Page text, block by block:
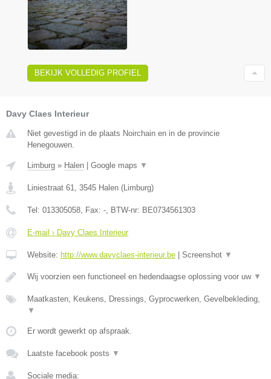
BEKIJK VOLLEDIG PROFIEL
Davy Claes Interieur
Niet gevestigd in de plaats Noirchain en in de provincie
Henegouwen.
Limburg » Halen Google maps ▼
Liniestraat 61, 3545 Halen (Limburg)
Tel: 013305058, Fax: -, BTW-nr: BE0734561303
E-mail › Davy Claes Interieur
Website: http://www.davyclaes-interieur.be Screenshot ▼
Wij voorzien een functioneel en hedendaagse oplossing voor uw ▼
Maatkasten, Keukens, Dressings, Gyprocwerken, Gevelbekleding,
▼
Er wordt gewerkt op afspraak.
Laatste facebook posts ▼
Sociale media: